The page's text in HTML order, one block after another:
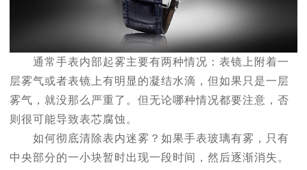
通常手表内部起雾主要有两种情况：表镜上附着一
层雾气或者表镜上有明显的凝结水滴，但如果只是一层
雾气，就没那么严重了。但无论哪种情况都要注意，否
则很可能导致表芯腐蚀。
如何彻底清除表内迷雾？如果手表玻璃有雾，只有
中央部分的一小块暂时出现一段时间，然后逐渐消失。